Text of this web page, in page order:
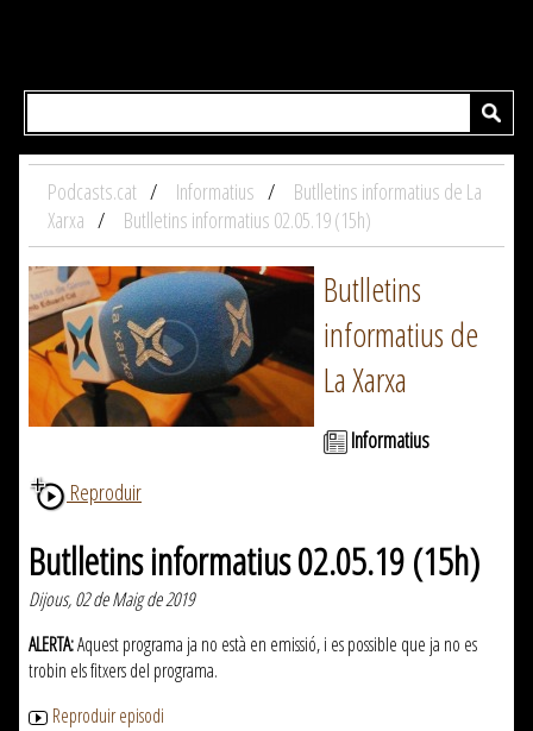
Podcasts.cat Informatius
Butlletins informatius de La
Xarxa
Butlletins informatius 02.05.19 (15h)
Butlletins
informatius de
La Xarxa
Informatius
Reproduir
Butlletins informatius 02.05.19 (15h)
Dijous, 02 de Maig de 2019
ALERTA:Aquest programa ja no està en emissió, i es possible que ja no es
trobin els fitxers del programa.
Reproduir episodi